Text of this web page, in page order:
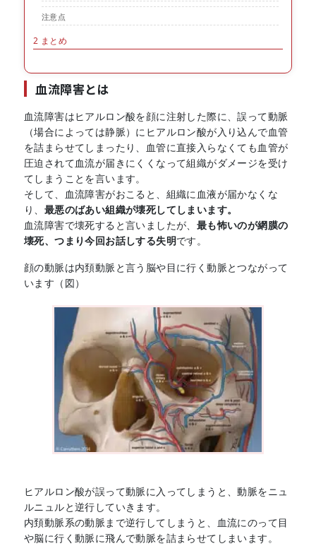
注意点
2 まとめ
血流障害とは
血流障害はヒアルロン酸を顔に注射した際に、誤って動脈
（場合によっては静脈）にヒアルロン酸が入り込んで血管
を詰まらせてしまったり、血管に直接入らなくても血管が
圧迫されて血流が届きにくくなって組織がダメージを受け
てしまうことを言います。
そして、血流障害がおこると、組織に血液が届かなくな
り、 最悪のばあい組織が壊死してしまいます。
血流障害で壊死すると言いましたが、 最も怖いのが網膜の
壊死、つまり今回お話しする失明です。
顔の動脈は内頚動脈と言う脳や目に行く動脈とつながって
います（図）
ヒアルロン酸が誤って動脈に入ってしまうと、動脈をニュ
ルニュルと逆行していきます。
内頚動脈系の動脈まで逆行してしまうと、血流にのって目
や脳に行く動脈に飛んで動脈を詰まらせてしまいます。